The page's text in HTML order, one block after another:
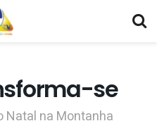
se
Natal na Montanha